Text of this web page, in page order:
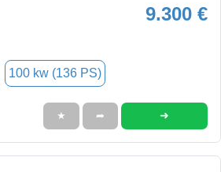
9.300 €
100 kw (136 PS)
★ ➦ ➜